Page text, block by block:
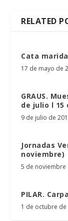
RELATED
Cata
17 de mayo de
GRAUS.
de julio l 15
9 de julio de
Jornadas
noviembre)
5 de noviembre
PILAR.
1 de octubre de